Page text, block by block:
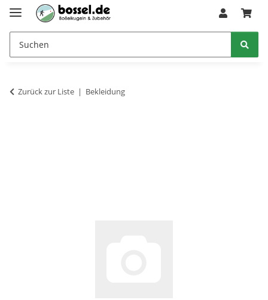
Zurück zur Liste Bekleidung